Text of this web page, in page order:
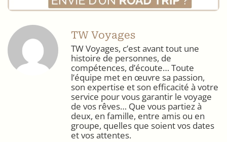
TW Voyages
TW Voyages, c’est avant tout une
histoire de personnes, de
compétences, d’écoute… Toute
l’équipe met en œuvre sa passion,
son expertise et son efficacité à votre
service pour vous garantir le voyage
de vos rêves… Que vous partiez à
deux, en famille, entre amis ou en
groupe, quelles que soient vos dates
et vos attentes.